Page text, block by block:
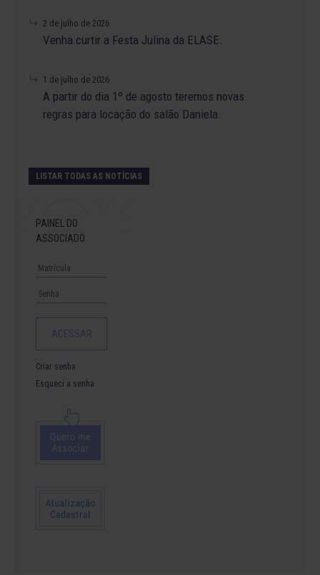
2 de julho de 2026
Venha curtir a Festa Julina da ELASE.
1 de julho de 2026
A partir do dia 1º de agosto teremos novas
regras para locação do salão Daniela.
LISTAR TODAS AS NOTÍCIAS
PAINEL DO
ASSOCIADO
Criar senha
Esqueci a senha